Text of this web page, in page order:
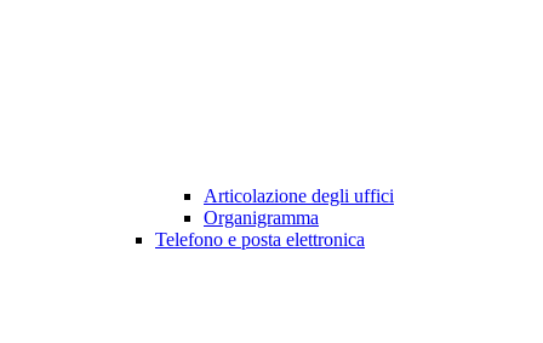
Articolazione degli uffici
Organigramma
Telefono e posta elettronica